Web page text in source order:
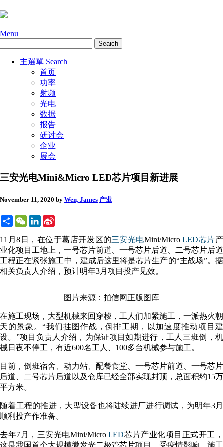
Menu
主選單 Search
首页
功率
射频
光电
数据
报告
研讨会
企业
展会
三安光电Mini&Micro LED芯片项目新进展
November 11, 2020 by Wen, James 产业
ShareWeChatLinkedIn
11月8日，在位于葛店开发区的三安光电Mini/MicroLED芯片产
业化项目工地上，一号芯片前道、一号芯片后道、二号芯片后道
工程正在紧张施工中，建成后这里将是芯片生产的“主战场”。据
相关负责人介绍，预计明年3月项目投产见效。
图片来源：拍信网正版图库
在施工现场，大型机械来回穿梭，工人们加紧施工，一派热火朝
天的景象。“我们挂图作战，倒排工期，以加速度推动项目建
设。”项目负责人介绍，为保证项目如期进行，工人三班倒，机
械日夜不停工，有近600名工人、100多台机械参与施工。
目前，倒班宿舍、动力站、配餐食堂、一号芯片前道、一号芯片
后道、二号芯片后道以及仓库已经全部实现封顶，总面积约15万
平方米。
随着工程的推进，大型设备也将陆续进厂进行调试，为明年3月
顺利投产作准备。
去年7月，三安光电Mini/MicroLED芯片产业化项目正式开工，
这是我国首个大规模微发光二极管芯片项目。受疫情影响，施工